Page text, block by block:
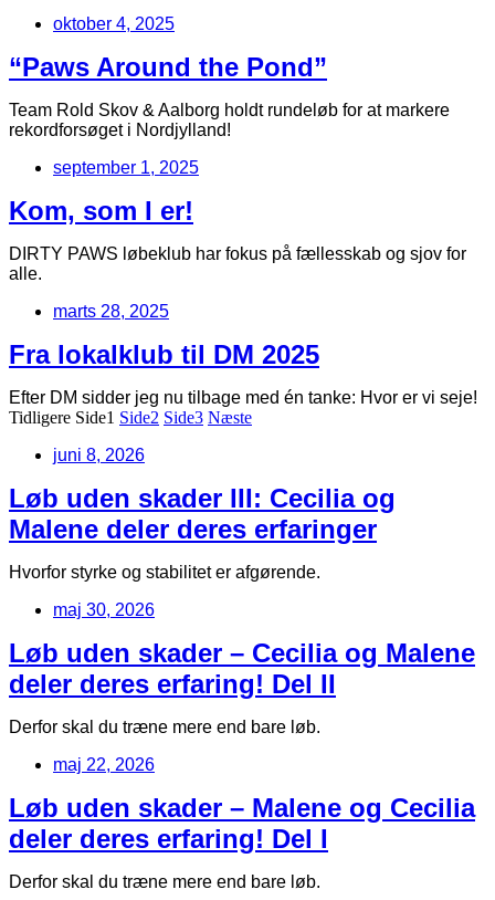
oktober 4, 2025
“Paws Around the Pond”
Team Rold Skov & Aalborg holdt rundeløb for at markere
rekordforsøget i Nordjylland!
september 1, 2025
Kom, som I er!
DIRTY PAWS løbeklub har fokus på fællesskab og sjov for
alle.
marts 28, 2025
Fra lokalklub til DM 2025
Efter DM sidder jeg nu tilbage med én tanke: Hvor er vi seje!
Tidligere Side1 Side2 Side3 Næste
juni 8, 2026
Løb uden skader III: Cecilia og
Malene deler deres erfaringer
Hvorfor styrke og stabilitet er afgørende.
maj 30, 2026
Løb uden skader – Cecilia og Malene
deler deres erfaring! Del II
Derfor skal du træne mere end bare løb.
maj 22, 2026
Løb uden skader – Malene og Cecilia
deler deres erfaring! Del I
Derfor skal du træne mere end bare løb.